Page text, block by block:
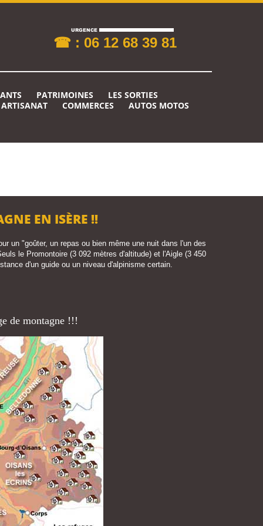
☎ : 06 12 68 39 81
PATRIMOINES
LES SORTIES
ARTISANAT
COMMERCES AUTOS MOTOS
EN ISÈRE !!
un "goûter, un repas ou bien même une nuit dans l'un des
le Promontoire (3 092 mètres d'altitude) et l'Aigle (3 450
d'un guide ou un niveau d'alpinisme certain.
de montagne !!!